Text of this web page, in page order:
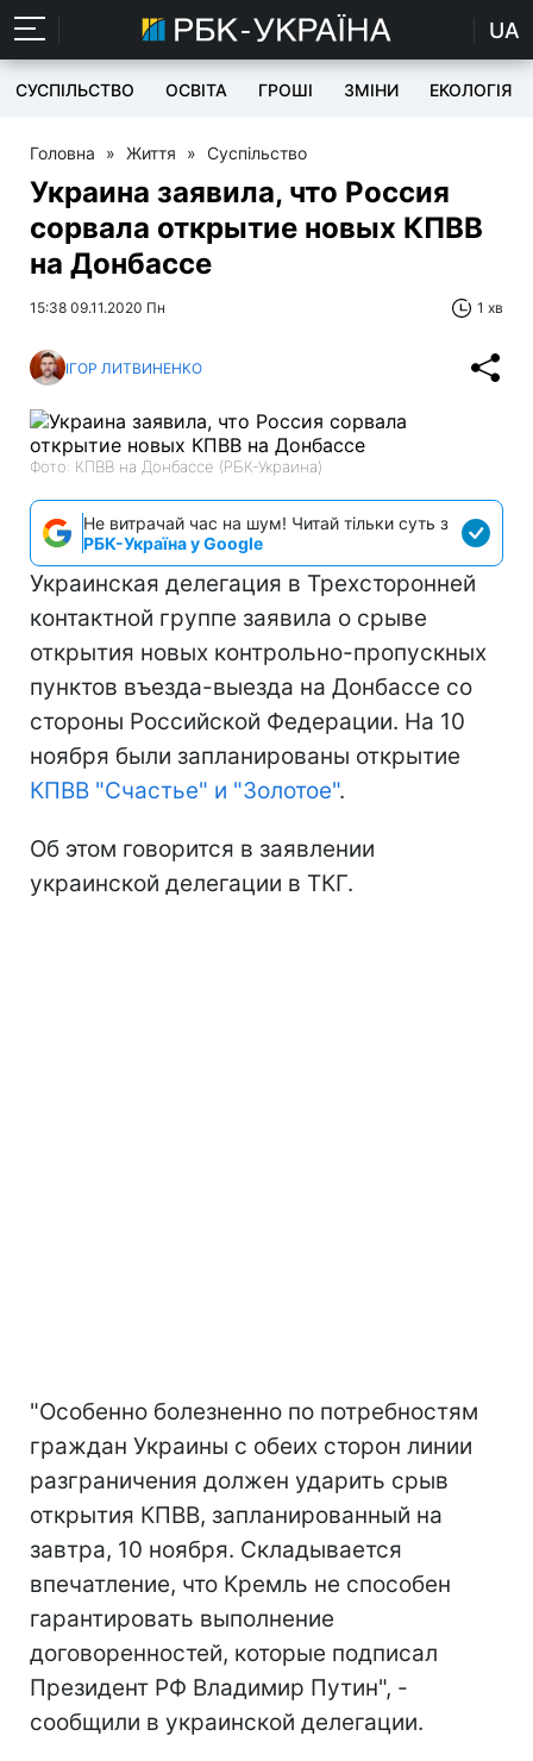
UA
СУСПІЛЬСТВО ОСВІТА ГРОШІ ЗМІНИ ЕКОЛОГІЯ
Головна » Життя » Суспільство
Украина заявила, что Россия
сорвала открытие новых КПВВ
на Донбассе
15:38 09.11.2020 Пн 1 хв
ІГОР ЛИТВИНЕНКО
Фото: КПВВ на Донбассе (РБК-Украина)
Не витрачай час на шум! Читай тільки суть з
РБК-Україна у Google
Украинская делегация в Трехсторонней
контактной группе заявила о срыве
открытия новых контрольно-пропускных
пунктов въезда-выезда на Донбассе со
стороны Российской Федерации. На 10
ноября были запланированы открытие
КПВВ "Счастье" и "Золотое".
Об этом говорится в заявлении
украинской делегации в ТКГ.
"Особенно болезненно по потребностям
граждан Украины с обеих сторон линии
разграничения должен ударить срыв
открытия КПВВ, запланированный на
завтра, 10 ноября. Складывается
впечатление, что Кремль не способен
гарантировать выполнение
договоренностей, которые подписал
Президент РФ Владимир Путин", -
сообщили в украинской делегации.